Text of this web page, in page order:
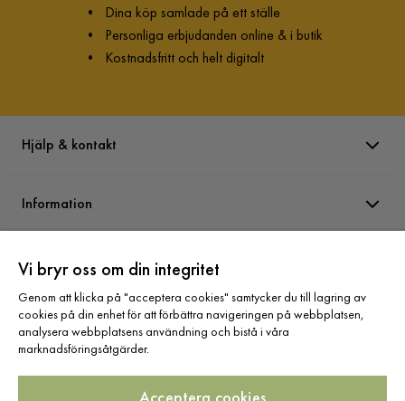
• Dina köp samlade på ett ställe
• Personliga erbjudanden online & i butik
• Kostnadsfritt och helt digitalt
Hjälp & kontakt
Information
Varumärken
Sortiment
Vi bryr oss om din integritet
Genom att klicka på "acceptera cookies" samtycker du till lagring av
cookies på din enhet för att förbättra navigeringen på webbplatsen,
analysera webbplatsens användning och bistå i våra
marknadsföringsåtgärder.